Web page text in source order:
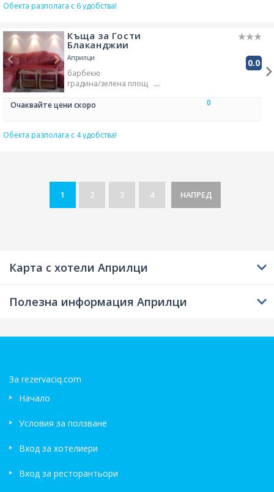
Обекта разполага с 6 удобства!
Къща за Гости
Блаканджии
Априлци 0.0
барбекю
градина/зелена площ
Очаквайте цени скоро
0
Обекта разполага с 4 удобства!
1 2 3 4 НАПРЕД
Карта с хотели Априлци
Полезна информация Априлци
За rezervaciq.com
Начало
Условия за ползване
Вход за хотелиери
Вход за ресторантьори